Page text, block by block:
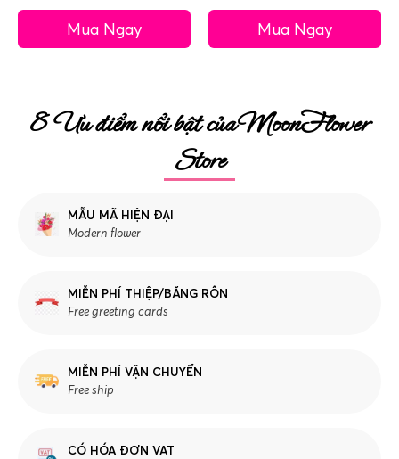
Mua Ngay Mua Ngay
8 Ưu điểm nổi bật của MoonFlower
Store
MẪU MÃ HIỆN ĐẠI
Modern flower
MIỄN PHÍ THIỆP/BĂNG RÔN
Free greeting cards
MIỄN PHÍ VẬN CHUYỂN
Free ship
CÓ HÓA ĐƠN VAT